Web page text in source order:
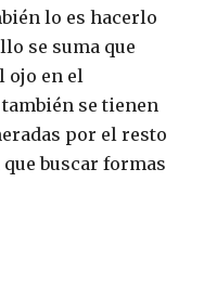
lo es hacerlo
se suma que
ojo en el
se tienen
por el resto
buscar formas